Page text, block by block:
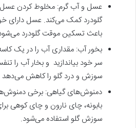
عسل و آب گرم: مخلوط کردن عسل
گلودرد کمک می‌کند. عسل دارای
باعث تسکین موقت گلودرد
بخور آب: مقداری آب را در یک
سر خود بیاندازید و بخار آب را
سوزش و درد گلو را کاهش می‌دهد
دمنوش‌های گیاهی: برخی
بابونه، چای نارون و چای کوهی
سوزش گلو استفاده می‌شود.